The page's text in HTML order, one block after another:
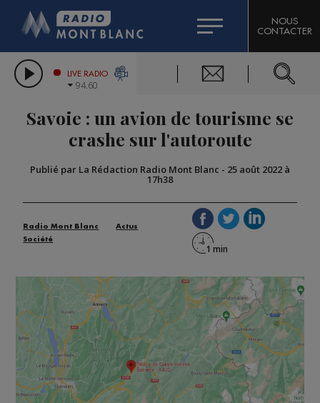
LES CHRONIQUES DE L'EXPERT
CITIZEN MACHINERY
GRAND MASSIF DOMAINES SKIABLES
BIGARD
COMPAGNIE DU MONT-BLANC
NOUS
CONTACTER
LIVE RADIO
94.60
Savoie : un avion de tourisme se
crashe sur l'autoroute
Publié par La Rédaction Radio Mont Blanc - 25 août 2022 à
17h38
Radio Mont Blanc
Actus
Société